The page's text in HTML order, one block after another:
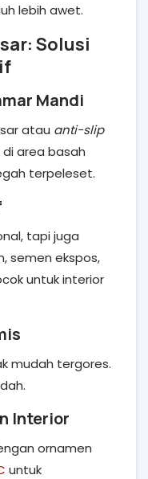
lebih awet.
Solusi
Mandi
atau anti-slip
area basah
terpeleset.
tapi juga
semen ekspos,
untuk interior
mudah tergores.
Interior
ornamen
untuk